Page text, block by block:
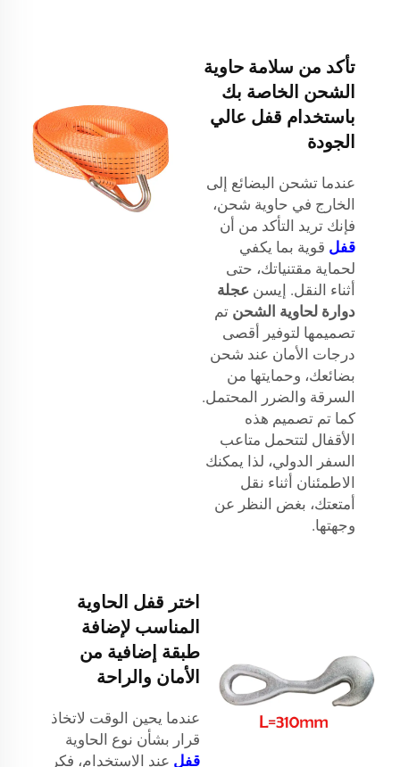
تأكد من سلامة حاوية
الشحن الخاصة بك
باستخدام قفل عالي
الجودة
عندما تشحن البضائع إلى
الخارج في حاوية شحن،
فإنك تريد التأكد من أن
قفل قوية بما يكفي
لحماية مقتنياتك، حتى
أثناء النقل. إيسن عجلة
دوارة لحاوية الشحن تم
تصميمها لتوفير أقصى
درجات الأمان عند شحن
بضائعك، وحمايتها من
السرقة والضرر المحتمل.
كما تم تصميم هذه
الأقفال لتتحمل متاعب
السفر الدولي، لذا يمكنك
الاطمئنان أثناء نقل
أمتعتك، بغض النظر عن
وجهتها.
اختر قفل الحاوية
المناسب لإضافة
طبقة إضافية من
الأمان والراحة
عندما يحين الوقت لاتخاذ
قرار بشأن نوع الحاوية
قفل عند الاستخدام، فكر